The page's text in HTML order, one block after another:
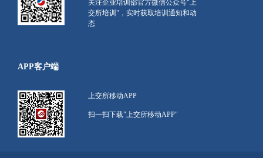
关注企业培训部官方微信公众号"上
交所培训"，实时获取培训通知和动
态
APP客户端
上交所移动APP
扫一扫下载"上交所移动APP"